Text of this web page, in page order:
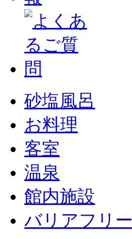
砂塩風呂
お料理
客室
温泉
館内施設
バリアフリー